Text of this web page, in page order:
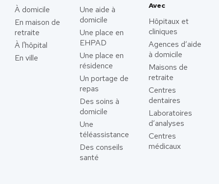
À domicile
En maison de
retraite
À l'hôpital
En ville
Une aide à
domicile
Une place en
EHPAD
Une place en
résidence
Un portage de
repas
Des soins à
domicile
Une
téléassistance
Des conseils
santé
Avec
Hôpitaux et
cliniques
Agences d’aide
à domicile
Maisons de
retraite
Centres
dentaires
Laboratoires
d’analyses
Centres
médicaux